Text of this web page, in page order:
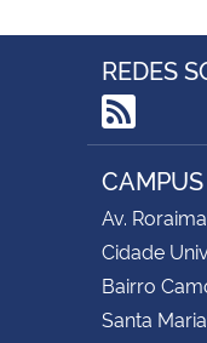
REDES
RSS
Av.
Cidade
Bairro
Santa